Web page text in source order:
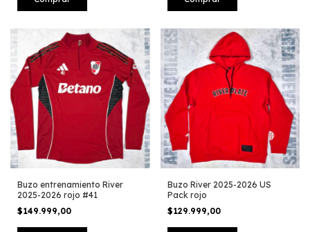
Buzo entrenamiento River
2025-2026 rojo #41
$149.999,00
Buzo River 2025-2026 US
Pack rojo
$129.999,00